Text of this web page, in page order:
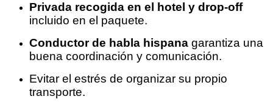
Privada recogida en el hotel y drop-off
incluido en el paquete.
Conductor de habla hispana garantiza una
buena coordinación y comunicación.
Evitar el estrés de organizar su propio
transporte.